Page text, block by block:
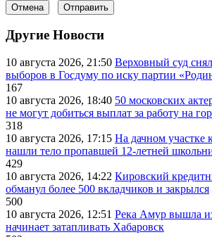
Отмена Отправить
Другие Новости
10 августа 2026, 21:50 Верховный суд
выборов в Госдуму по иску партии
167
10 августа 2026, 18:40 50 московских
не могут добиться выплат за работу на
318
10 августа 2026, 17:15 На дачном участке
нашли тело пропавшей 12-летней
429
10 августа 2026, 14:22 Кировский
обманул более 500 вкладчиков и закрылся
500
10 августа 2026, 12:51 Река Амур вышла
начинает затапливать Хабаровск